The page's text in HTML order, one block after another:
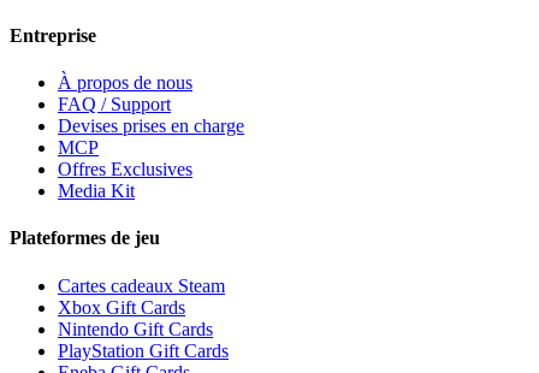
Entreprise
À propos de nous
FAQ / Support
Devises prises en charge
MCP
Offres Exclusives
Media Kit
Plateformes de jeu
Cartes cadeaux Steam
Xbox Gift Cards
Nintendo Gift Cards
PlayStation Gift Cards